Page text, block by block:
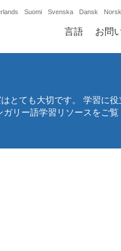
Suomi Svenska Dansk Norsk
言語 お問
とても大切です。 学習に役
リー語学習リソースをご覧